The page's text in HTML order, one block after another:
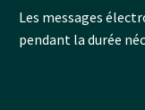
Les messages
pendant la durée